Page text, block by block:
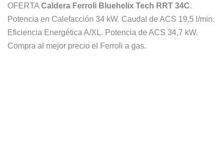
OFERTA Caldera Ferroli Bluehelix Tech RRT 34C.
Potencia en Calefacción 34 kW. Caudal de ACS 19,5 l/min.
Eficiencia Energética A/XL. Potencia de ACS 34,7 kW.
Compra al mejor precio el Ferroli a gas.